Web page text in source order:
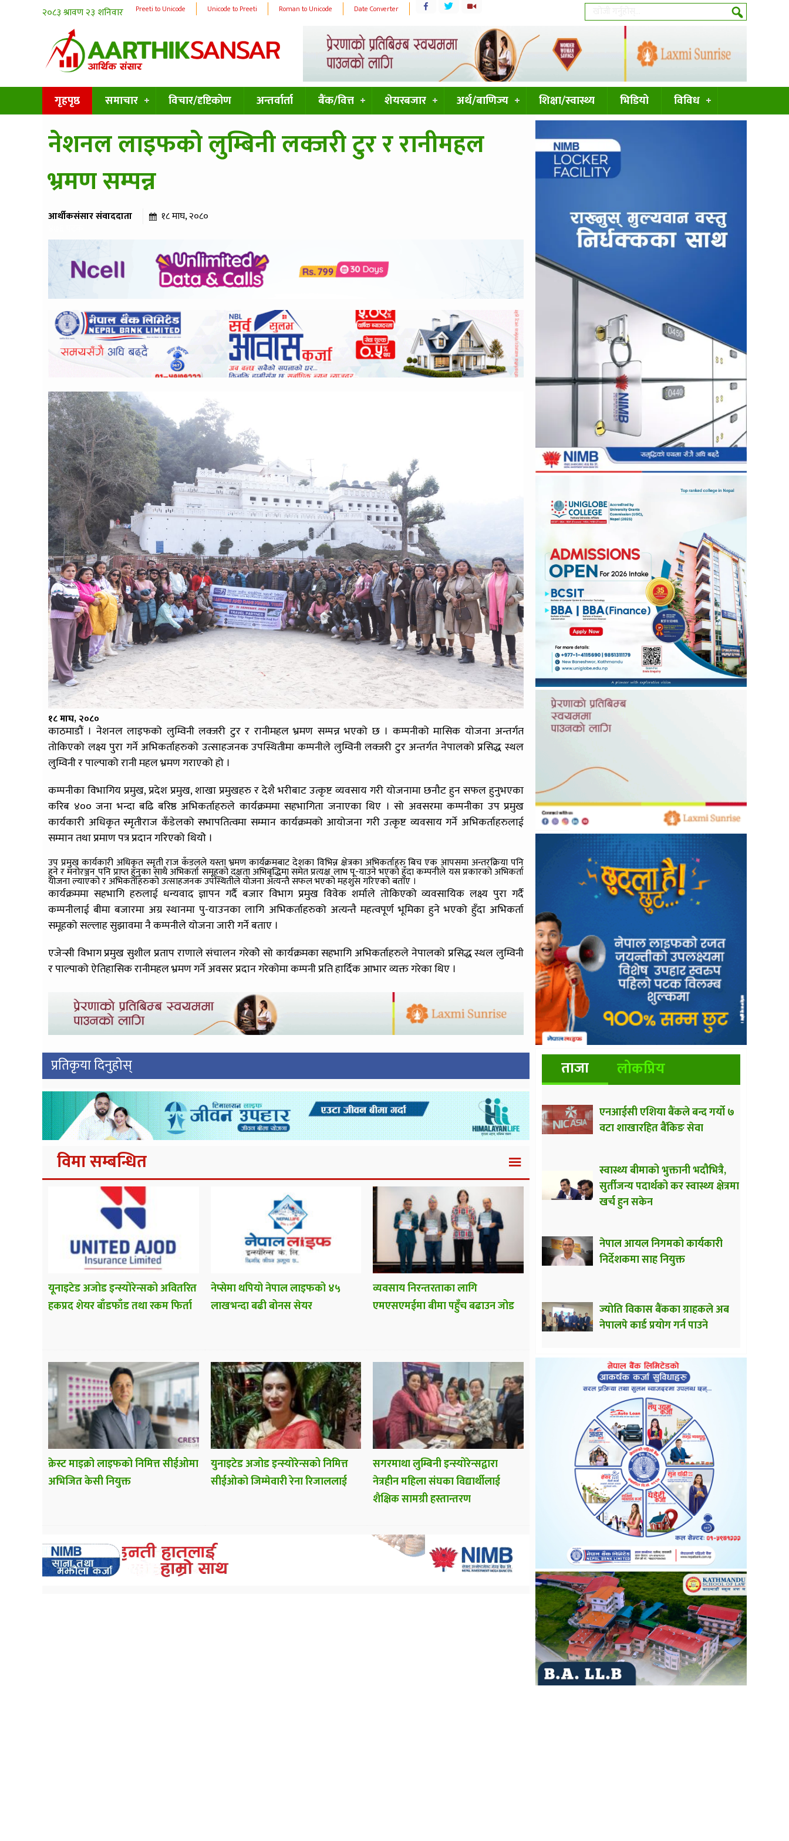
Preeti to Unicode Unicode to Preeti Roman to Unicode Date Converter
गृहपृष्ठ समाचार विचार/दृष्टिकोण अन्तर्वार्ता बैंक/वित्त शेयरबजार अर्थ/बाणिज्य शिक्षा/स्वास्थ्य भिडियो विविध
नेशनल लाइफको लुम्बिनी लक्जरी टुर र रानीमहल
भ्रमण सम्पन्न
आर्थीकसंसार संवाददाता १८ माघ, २०८०
१८ माघ, २०८०
काठमाडौं । नेशनल लाइफको लुम्विनी लक्जरी टुर र रानीमहल भ्रमण सम्पन्न भएको छ । कम्पनीको मासिक योजना अन्तर्गत
तोकिएको लक्ष्य पुरा गर्ने अभिकर्ताहरुको उत्साहजनक उपस्थितीमा कम्पनीले लुम्विनी लक्जरी टुर अन्तर्गत नेपालको प्रसिद्ध स्थल
लुम्विनी र पाल्पाको रानी महल भ्रमण गराएको हो ।
कम्पनीका विभागिय प्रमुख, प्रदेश प्रमुख, शाखा प्रमुखहरु र देशै भरीबाट उत्कृष्ट व्यवसाय गरी योजनामा छनौट हुन सफल हुनुभएका
करिब ४०० जना भन्दा बढि बरिष्ठ अभिकर्ताहरुले कार्यक्रममा सहभागिता जनाएका थिए । सो अवसरमा कम्पनीका उप प्रमुख
कार्यकारी अधिकृत स्मृतीराज कँडेलको सभापतित्वमा सम्मान कार्यक्रमको आयोजना गरी उत्कृष्ट व्यवसाय गर्ने अभिकर्ताहरुलाई
सम्मान तथा प्रमाण पत्र प्रदान गरिएको थियोे ।
उप प्रमुख कार्यकारी अधिकृत स्मृती राज कँडलले यस्ता भ्रमण कार्यक्रमबाट देशका विभिन्न क्षेत्रका अभिकर्ताहरु बिच एक आपसमा अन्तरक्रिया पनि
हुने र मनोरञ्जन पनि प्राप्त हुनुका साथै अभिकर्ता समूहको दक्षता अभिबृद्धिमा समेत प्रत्यक्ष लाभ पू-याउने भएको हुँदा कम्पनीले यस प्रकारको अभिकर्ता
योजना ल्याएको र अभिकर्ताहरुको उत्साहजनक उपस्थितीले योजना अत्यन्तै सफल भएको महशुस गरिएको बताए ।
कार्यक्रममा सहभागि हरुलाई धन्यवाद ज्ञापन गर्दै बजार विभाग प्रमुख विवेक शर्माले तोकिएको व्यवसायिक लक्ष्य पुरा गर्दै
कम्पनीलाई बीमा बजारमा अग्र स्थानमा पु-याउनका लागि अभिकर्ताहरुको अत्यन्तै महत्वपूर्ण भूमिका हुने भएको हुँदा अभिकर्ता
समूहको सल्लाह सुझावमा नै कम्पनीले योजना जारी गर्ने बताए ।
एजेन्सी विभाग प्रमुख सुशील प्रताप राणाले संचालन गरेकोे सो कार्यक्रमका सहभागि अभिकर्ताहरुले नेपालको प्रसिद्ध स्थल लुम्विनी
र पाल्पाको ऐतिहासिक रानीमहल भ्रमण गर्ने अवसर प्रदान गरेकोमा कम्पनी प्रति हार्दिक आभार व्यक्त गरेका थिए ।
प्रतिकृया दिनुहोस्
विमा सम्बन्धित
यूनाइटेड अजोड इन्स्योरेन्सको अवितरित
हकप्रद शेयर बाँडफाँड तथा रकम फिर्ता
नेप्सेमा थपियो नेपाल लाइफको ४५
लाखभन्दा बढी बोनस सेयर
व्यवसाय निरन्तरताका लागि
एमएसएमईमा बीमा पहुँच बढाउन जोड
क्रेस्ट माइक्रो लाइफको निमित्त सीईओमा
अभिजित केसी नियुक्त
युनाइटेड अजोड इन्स्योरेन्सको निमित्त
सीईओको जिम्मेवारी रेना रिजाललाई
सगरमाथा लुम्बिनी इन्स्योरेन्सद्वारा
नेत्रहीन महिला संघका विद्यार्थीलाई
शैक्षिक सामग्री हस्तान्तरण
ताजा लोकप्रिय
एनआईसी एशिया बैंकले बन्द गर्यो ७
वटा शाखारहित बैंकिङ सेवा
स्वास्थ्य बीमाको भुक्तानी भदौभित्रै,
सुर्तीजन्य पदार्थको कर स्वास्थ्य क्षेत्रमा
खर्च हुन सकेन
नेपाल आयल निगमको कार्यकारी
निर्देशकमा साह नियुक्त
ज्योति विकास बैंकका ग्राहकले अब
नेपालपे कार्ड प्रयोग गर्न पाउने